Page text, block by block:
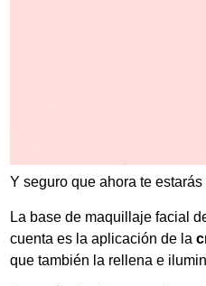
Y seguro que ahora te
La base de maquillaje facial
cuenta es la aplicación de la
que también la rellena e